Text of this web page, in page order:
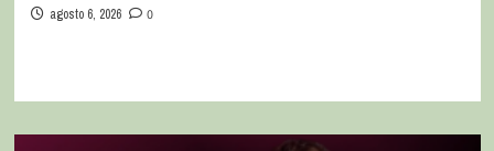
agosto 6, 2026 0